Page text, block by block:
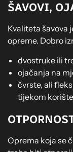
ŠAVOVI,
Kvaliteta šavova
opreme. Dobro
dvostruke ili
ojačanja na
čvrste, ali
tijekom
Oprema koja se